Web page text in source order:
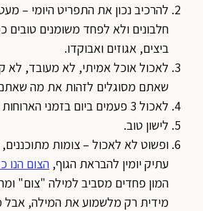
להרכיב נכון את התפריט היומי –
חלבונים ולא לפחד משומנים טובים
ביצים, אגוזים ואבוקדו.
לאכול אוכל אמיתי, לא מעובד, לא
שאתם מסוגלים לזהות את מה שאתם
לאכול 3 פעמים ביום בזמני הארוחות בלבד ולא לנשנש.
לישון טוב.
ופשוט לא לאכול – צומות מתוכננים,
עתיק יומין להבראת הגוף,הצום הנו
המון פחדים מסביב למילה "צום"
מידית רק מלשמוע את המילה, אבל מי